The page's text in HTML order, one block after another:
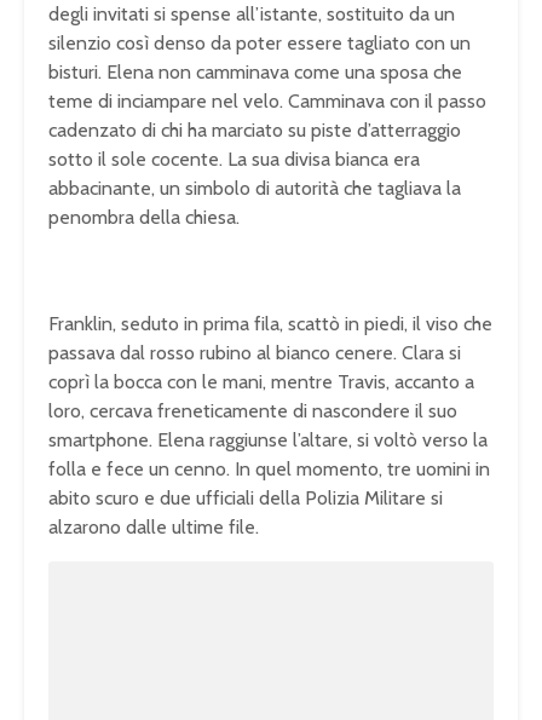
degli invitati si spense all’istante, sostituito da un
silenzio così denso da poter essere tagliato con un
bisturi. Elena non camminava come una sposa che
teme di inciampare nel velo. Camminava con il passo
cadenzato di chi ha marciato su piste d’atterraggio
sotto il sole cocente. La sua divisa bianca era
abbacinante, un simbolo di autorità che tagliava la
penombra della chiesa.
Franklin, seduto in prima fila, scattò in piedi, il viso che
passava dal rosso rubino al bianco cenere. Clara si
coprì la bocca con le mani, mentre Travis, accanto a
loro, cercava freneticamente di nascondere il suo
smartphone. Elena raggiunse l’altare, si voltò verso la
folla e fece un cenno. In quel momento, tre uomini in
abito scuro e due ufficiali della Polizia Militare si
alzarono dalle ultime file.